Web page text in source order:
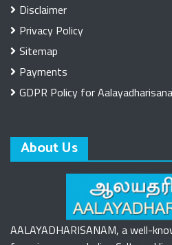
Disclaimer
Privacy Policy
Sitemap
Payments
GDPR Policy for
About Us
AALAYADHARISANAM, a well-